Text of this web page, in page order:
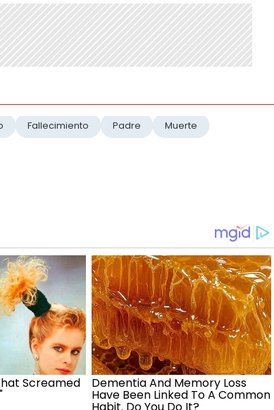
Fallecimiento Padre
Muerte